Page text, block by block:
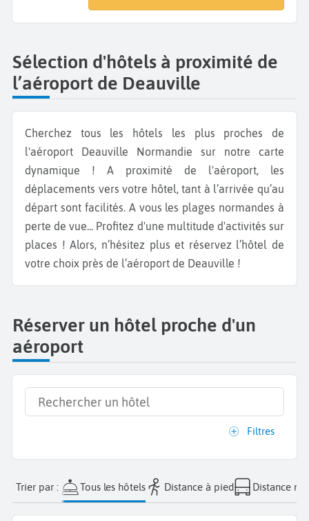
Sélection d'hôtels à proximité de
l’aéroport de Deauville
Cherchez tous les hôtels les plus proches de
l'aéroport Deauville Normandie sur notre carte
dynamique ! A proximité de l'aéroport, les
déplacements vers votre hôtel, tant à l’arrivée qu’au
départ sont facilités. A vous les plages normandes à
perte de vue... Profitez d'une multitude d'activités sur
places ! Alors, n’hésitez plus et réservez l’hôtel de
votre choix près de l’aéroport de Deauville !
Réserver un hôtel proche d'un
aéroport
Filtres
Trier par : Tous les hôtels Distance à pied Distance